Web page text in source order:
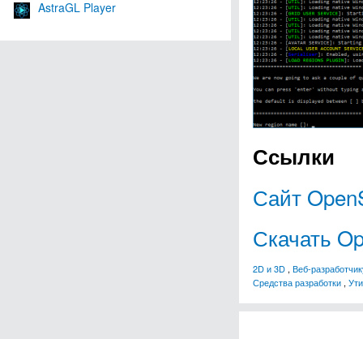
AstraGL Player
Ссылки
Сайт
Скачать
2D и 3D , Веб-
Средства разработки ,